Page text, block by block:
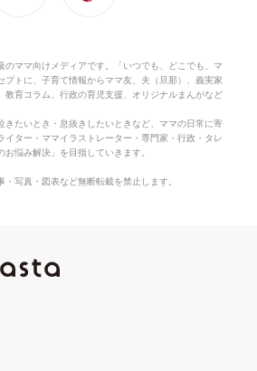
のママ向けメディアです。「いつでも、どこでも、マ
プトに、子育て情報からママ友、夫（旦那）、義実家
教育コラム、行政の育児支援、オリジナルまんがなど
きたいとき・息抜きしたいときなど、ママの日常に寄
イター・ママイラストレーター・専門家・行政・タレ
悩み解決」を目指していきます。
写真・図表など無断転載を禁止します。